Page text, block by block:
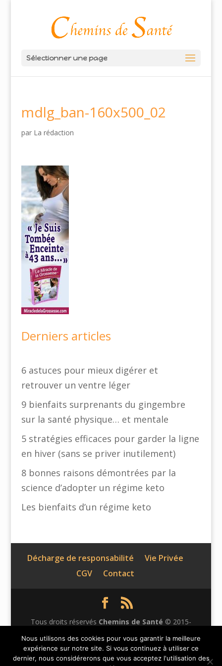
Sélectionner une page
mdlg_ban-160x500_02
par La rédaction
Derniers articles
6 astuces pour mieux digérer et
retrouver un ventre léger
9 bienfaits surprenants du gingembre
sur la santé physique… et mentale
5 stratégies efficaces pour garder la ligne
en hiver (sans se priver inutilement)
8 bonnes raisons démontrées par la
science d’adopter un régime keto
Les bienfaits d’un régime keto
Décharge de responsabilité
Vie Privée
CGV
Contact
Tous droits réservés Chemins de Santé © 2015-
2026 | Ce site n'appartient pas à Facebook et n'est pas
affilié à Facebook Inc. Le contenu de ce site web n'a
Nous utilisons des cookies pour vous garantir la meilleure
expérience sur notre site. Si vous continuez à utiliser ce
dernier, nous considérerons que vous acceptez l'utilisation des